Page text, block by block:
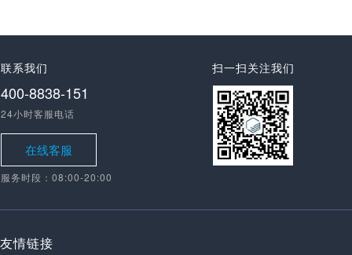
联系我们
400-8838-151
24小时客服电话
在线客服
服务时段：08:00-20:00
扫一扫关注我们
友情链接